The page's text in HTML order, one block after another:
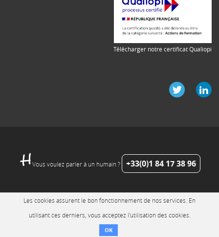
Télécharger notre certificat Qualiopi
Vous voulez parler à un humain ? +33(0)1 84 17 38 96
Les cookies assurent le bon fonctionnement de nos services. En
utilisant ces derniers, vous acceptez l'utilisation des cookies.
OK